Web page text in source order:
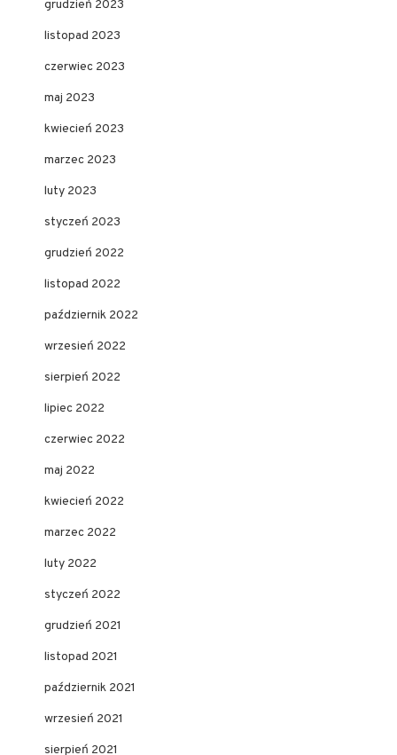
grudzień 2023
listopad 2023
czerwiec 2023
maj 2023
kwiecień 2023
marzec 2023
luty 2023
styczeń 2023
grudzień 2022
listopad 2022
październik 2022
wrzesień 2022
sierpień 2022
lipiec 2022
czerwiec 2022
maj 2022
kwiecień 2022
marzec 2022
luty 2022
styczeń 2022
grudzień 2021
listopad 2021
październik 2021
wrzesień 2021
sierpień 2021